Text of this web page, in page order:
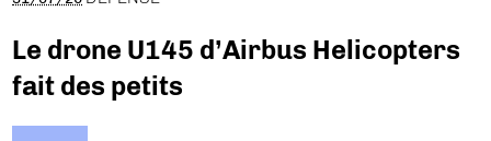
Le drone U145 d’Airbus Helicopters
fait des petits